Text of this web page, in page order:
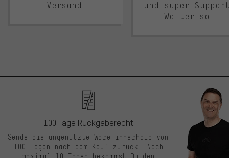
Versand.
und super
Weiter so!
100 Tage Rückgaberecht
Sende die ungenutzte Ware innerhalb von
100 Tagen nach dem Kauf zurück. Nach